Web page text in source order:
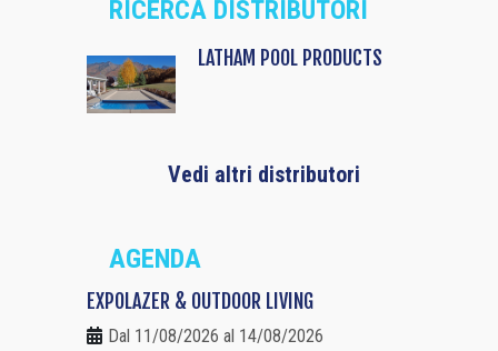
RICERCA DISTRIBUTORI
LATHAM POOL PRODUCTS
Vedi altri distributori
AGENDA
EXPOLAZER & OUTDOOR LIVING
Dal 11/08/2026 al 14/08/2026